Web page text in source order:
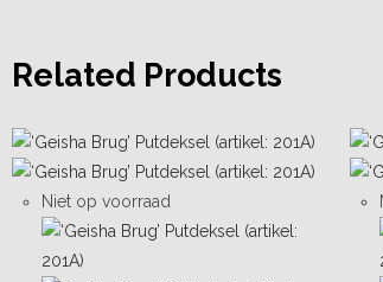
Related Products
Niet op voorraad